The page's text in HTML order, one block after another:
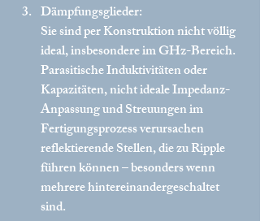
Dämpfungsglieder:
Sie sind per Konstruktion nicht völlig
ideal, insbesondere im GHz-Bereich.
Parasitische Induktivitäten oder
Kapazitäten, nicht ideale Impedanz-
Anpassung und Streuungen im
Fertigungsprozess verursachen
reflektierende Stellen, die zu Ripple
führen können – besonders wenn
mehrere hintereinandergeschaltet
sind.